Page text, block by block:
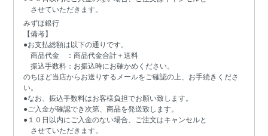
させていただきます。
みずほ銀行
【備考】
●お支払総額は以下の通りです。
商品代金 ：商品代金合計＋送料
振込手数料：お振込時にお確かめください。
のちほど当店からお送りするメールをご確認の上、お手続きくださ
い。
●なお、振込手数料はお客様負担でお願い致します。
●ご入金が確認でき次第、商品を発送致します。
●１０日以内にご入金のない場合、ご注文はキャンセルと
させていただきます。